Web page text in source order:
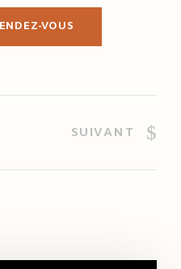
VOUS
SUIVANT